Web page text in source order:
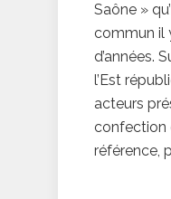
Saône »
commun il
d’années.
l’Est
acteurs
confection
référence,